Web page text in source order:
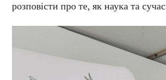
розповісти про те, як наука та